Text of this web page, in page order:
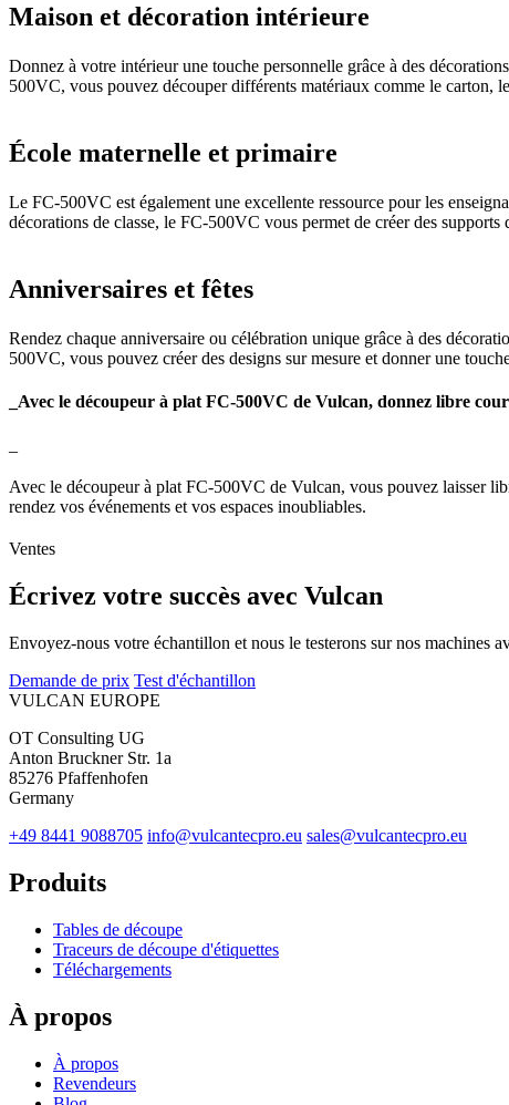
Maison et décoration intérieure
Donnez à votre intérieur une touche personnelle grâce à des
500VC, vous pouvez découper différents matériaux comme le carton,
École maternelle et primaire
Le FC-500VC est également une excellente ressource pour les
décorations de classe, le FC-500VC vous permet de créer des
Anniversaires et fêtes
Rendez chaque anniversaire ou célébration unique grâce à des
500VC, vous pouvez créer des designs sur mesure et donner une
_Avec le découpeur à plat FC-500VC de Vulcan, donnez libre
Avec le découpeur à plat FC-500VC de Vulcan, vous pouvez laisser
rendez vos événements et vos espaces inoubliables.
Ventes
Écrivez votre succès avec Vulcan
Envoyez-nous votre échantillon et nous le testerons sur nos machines
Demande de prix Test d'échantillon
VULCAN EUROPE
OT Consulting UG
Anton Bruckner Str. 1a
85276 Pfaffenhofen
Germany
+49 8441 9088705 info@vulcantecpro.eu sales@vulcantecpro.eu
Produits
Tables de découpe
Traceurs de découpe d'étiquettes
Téléchargements
À propos
À propos
Revendeurs